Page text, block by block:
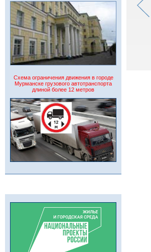
Схема ограничения движения в городе
Мурманске грузового автотранспорта
длиной более 12 метров